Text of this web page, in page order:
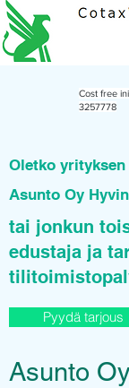
Cost free
3257778
Oletko yrityksen
Asunto Oy
tai jonkun
edustaja ja
Pyydä tarjous
Asunto